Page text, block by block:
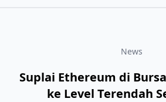
News
Suplai Ethereum di
ke Level Terendah